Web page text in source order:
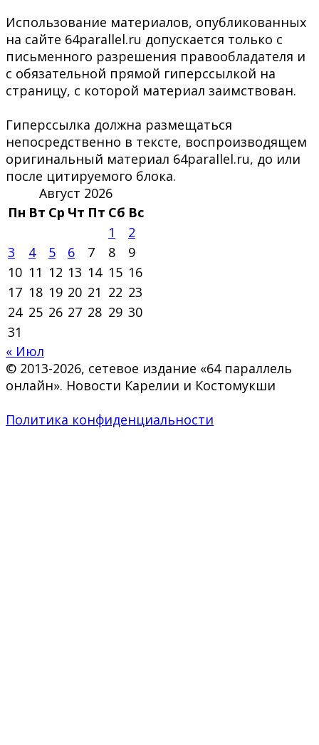
Использование материалов, опубликованных
на сайте 64parallel.ru допускается только с
письменного разрешения правообладателя и
с обязательной прямой гиперссылкой на
страницу, с которой материал заимствован.
Гиперссылка должна размещаться
непосредственно в тексте, воспроизводящем
оригинальный материал 64parallel.ru, до или
после цитируемого блока.
Август 2026
Пн Вт Ср Чт Пт Сб Вс
1
2
3
4 5 6 7 8
9
10 11 12 13 14 15 16
17 18 19 20 21 22 23
24 25 26 27 28 29 30
31
« Июл
© 2013-2026, сетевое издание «64 параллель
онлайн». Новости Карелии и Костомукши
Политика конфиденциальности